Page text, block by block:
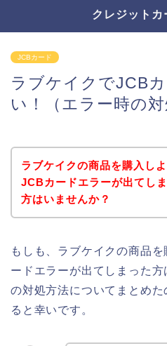
クレジット
JCBカード
ラブケイクでJCB
い！（エラー時の対
ラブケイクの商品を購入しよ
JCBカードエラーが出てし
方はいませんか？
もしも、ラブケイクの商品
ードエラーが出てしまった
の対処方法についてまとめ
ると幸いです。